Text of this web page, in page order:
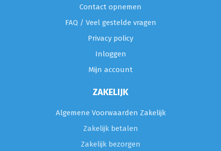
Contact opnemen
FAQ / Veel gestelde vragen
Privacy policy
Inloggen
Mijn account
ZAKELIJK
Algemene Voorwaarden Zakelijk
Zakelijk betalen
Zakelijk bezorgen